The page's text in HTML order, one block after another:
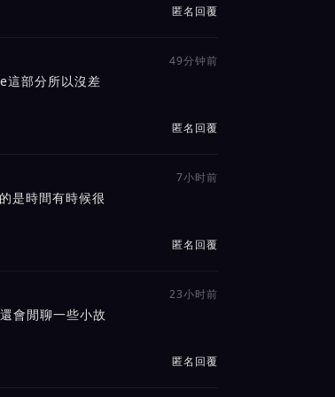
匿名回覆
49分钟前
這部分所以沒差
匿名回覆
7小时前
是時間有時候很
匿名回覆
23小时前
會閒聊一些小故
匿名回覆